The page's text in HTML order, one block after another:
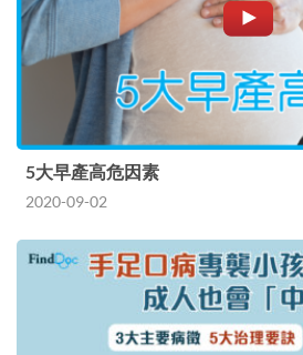
5大早產高危因素
2020-09-02